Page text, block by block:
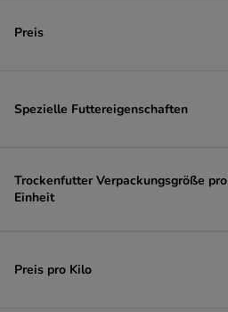
Pan Mięsko
Pitti Boris
Primum
Professional+
Purina One
Preis
Spezielle Futtereigenschaften
Trockenfutter Verpackungsgröße pro
Einheit
Preis pro Kilo